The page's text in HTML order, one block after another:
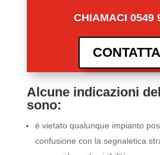
CHIAMACI 0549
Alcune indicazioni
sono:
è vietato qualunque impianto
confusione con la segnaletica